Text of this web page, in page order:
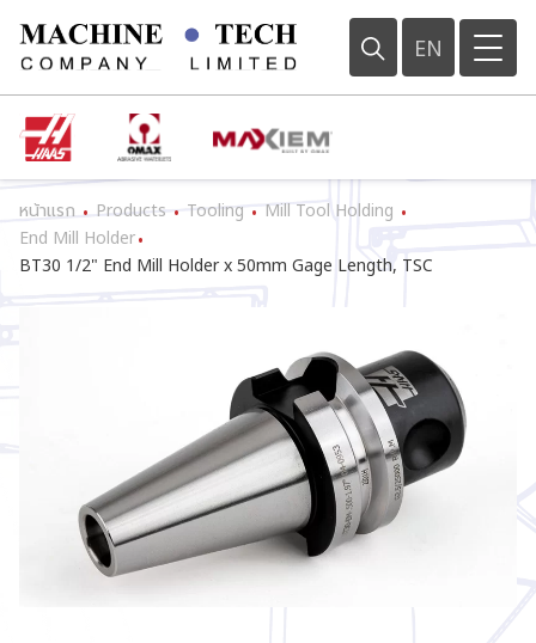
EN
หน้าแรก • Products • Tooling • Mill Tool Holding •
End Mill Holder•
BT30 1/2" End Mill Holder x 50mm Gage Length, TSC